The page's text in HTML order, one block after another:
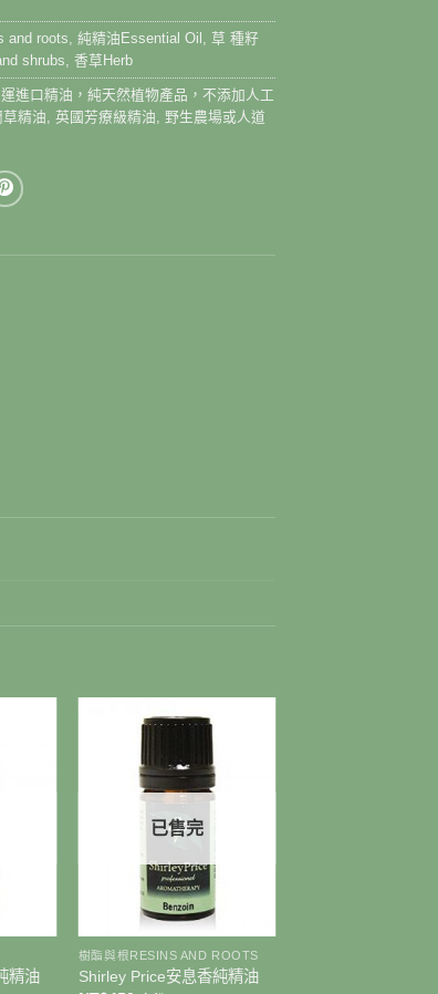
and roots,純精油Essential Oil ,草 種籽
shrubs,香草Herb
進口精油，純天然植物產品，不添加人工
草精油,英國芳療級精油, 野生農場或人道
精油
已售完
樹酯與根RESINS AND ROOTS
Shirley Price安息香純精油